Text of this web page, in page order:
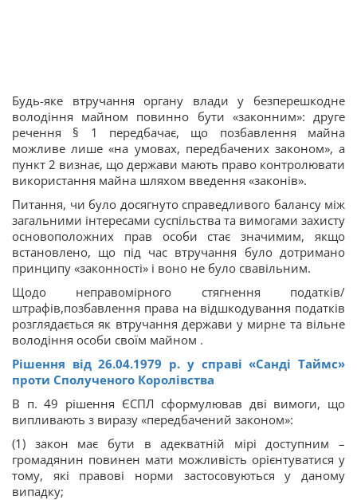
Будь-яке втручання органу влади у безперешкодне
володіння майном повинно бути «законним»: друге
речення § 1 передбачає, що позбавлення майна
можливе лише «на умовах, передбачених законом», а
пункт 2 визнає, що держави мають право контролювати
використання майна шляхом введення «законів».
Питання, чи було досягнуто справедливого балансу між
загальними інтересами суспільства та вимогами захисту
основоположних прав особи стає значимим, якщо
встановлено, що під час втручання було дотримано
принципу «законності» і воно не було свавільним.
Щодо неправомірного стягнення податків/
штрафів,позбавлення права на відшкодування податків
розглядається як втручання держави у мирне та вільне
володіння особи своїм майном .
Рішення від 26.04.1979 р. у справі «Санді Таймс»
проти Сполученого Королівства
В п. 49 рішення ЄСПЛ сформулював дві вимоги, що
випливають з виразу «передбачений законом»:
(1) закон має бути в адекватній мірі доступним –
громадянин повинен мати можливість орієнтуватися у
тому, які правові норми застосовуються у даному
випадку;